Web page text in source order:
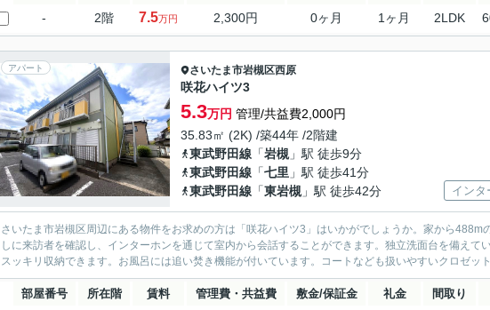
- 2階 7.5万円 2,300円 0ヶ月 1ヶ月 2LDK
アパート さいたま市岩槻区西原
咲花ハイツ3
5.3万円 管理/共益費2,000円
35.83㎡ (2K) /築44年 /2階建
東武野田線 「岩槻 」駅 徒歩9分
東武野田線 「七里 」駅 徒歩41分
東武野田線 「東岩槻 」駅 徒歩42分 インタ
さいたま市岩槻区周辺にある物件をお求めの方は「咲花ハイツ3」はいかがでしょうか。家から488m
しに来訪者を確認し、インターホンを通じて室内から会話することができます。独立洗面台を備えて
スッキリ収納できます。お風呂には追い焚き機能が付いています。コートなども扱いやすいクロゼッ
部屋番号 所在階 賃料 管理費・共益費 敷金/保証金 礼金 間取り